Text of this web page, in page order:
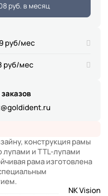
конструкция рамы
лупами и TTL-лупами
рама изготовлена
NK Vision
руб. в месяц
руб/мес
руб/мес